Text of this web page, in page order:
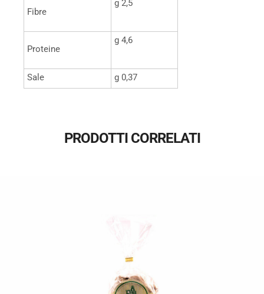
Fibre
g 2,5
Proteine
g 4,6
Sale g 0,37
PRODOTTI CORRELATI